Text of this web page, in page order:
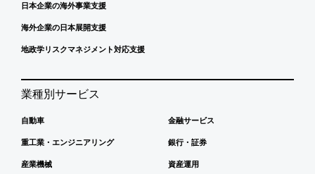
日本企業の海外事業支援
海外企業の日本展開支援
地政学リスクマネジメント対応支援
業種別サービス
自動車
重工業・エンジニアリング
産業機械
金融サービス
銀行・証券
資産運用